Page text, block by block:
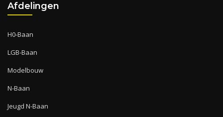
Afdelingen
H0-Baan
LGB-Baan
Modelbouw
N-Baan
Jeugd N-Baan